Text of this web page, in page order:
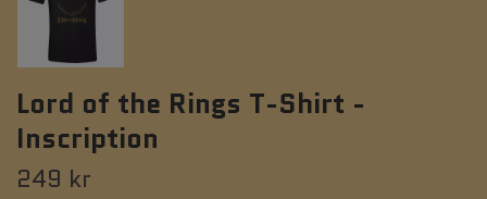
Lord of the Rings T-Shirt -
Inscription
249 kr